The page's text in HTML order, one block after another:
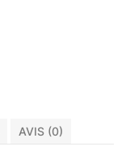
AVIS (0)